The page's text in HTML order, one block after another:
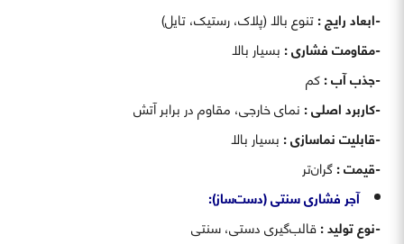
-ابعاد رایج :تنوع بالا (پلاک، رستیک، تایل)
-مقاومت فشاری :بسیار بالا
-جذب آب :کم
-کاربرد اصلی :نمای خارجی، مقاوم در برابر آتش
-قابلیت نماسازی :بسیار بالا
-قیمت :گران‌تر
آجر فشاری سنتی (دست‌ساز):
-نوع تولید :قالب‌گیری دستی، سنتی